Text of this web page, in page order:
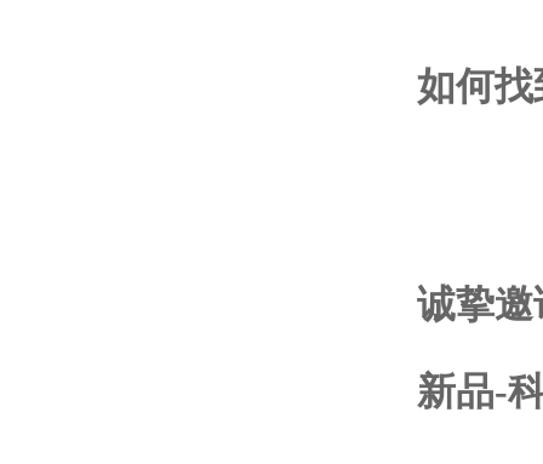
如何找
诚挚邀请
新品-科